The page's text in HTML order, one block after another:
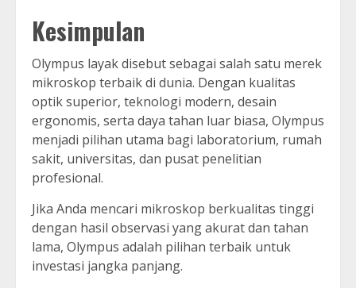
Kesimpulan
Olympus layak disebut sebagai salah satu merek
mikroskop terbaik di dunia. Dengan kualitas
optik superior, teknologi modern, desain
ergonomis, serta daya tahan luar biasa, Olympus
menjadi pilihan utama bagi laboratorium, rumah
sakit, universitas, dan pusat penelitian
profesional.
Jika Anda mencari mikroskop berkualitas tinggi
dengan hasil observasi yang akurat dan tahan
lama, Olympus adalah pilihan terbaik untuk
investasi jangka panjang.